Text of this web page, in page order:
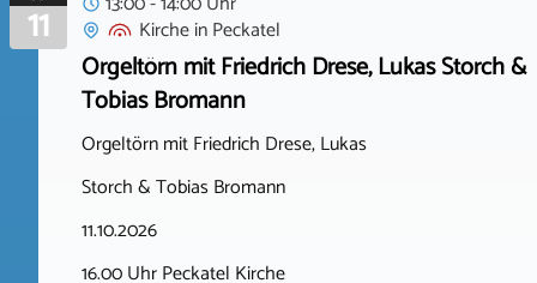
11
KircheinPeckatel
Orgeltörn mit Friedrich Drese, Lukas Storch &
Tobias Bromann
Orgeltörn mit Friedrich Drese, Lukas
Storch & Tobias Bromann
11.10.2026
16.00 Uhr Peckatel Kirche